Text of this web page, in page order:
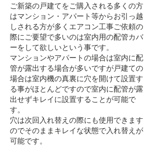
ご新築の戸建てをご購入される多くの方
はマンション・アパート等からお引っ越
しされる方が多くエアコン工事ご依頼の
際にご要望で多いのは室内用の配管カバ
ーをして欲しいという事です。
マンションやアパートの場合は室内に配
管が露出する場合が多いですが戸建ての
場合は室内機の真裏に穴を開けて設置す
る事がほとんどですので室内に配管が露
出せずキレイに設置することが可能で
す。
穴は次回入れ替えの際にも使用できます
のでそのままキレイな状態で入れ替えが
可能です。